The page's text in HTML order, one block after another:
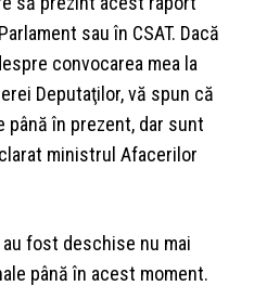
sau în CSAT. Dacă
convocarea mea la
Deputaţilor, vă spun că
până în prezent, dar sunt
ministrul Afacerilor
fost deschise nu mai
până în acest moment.